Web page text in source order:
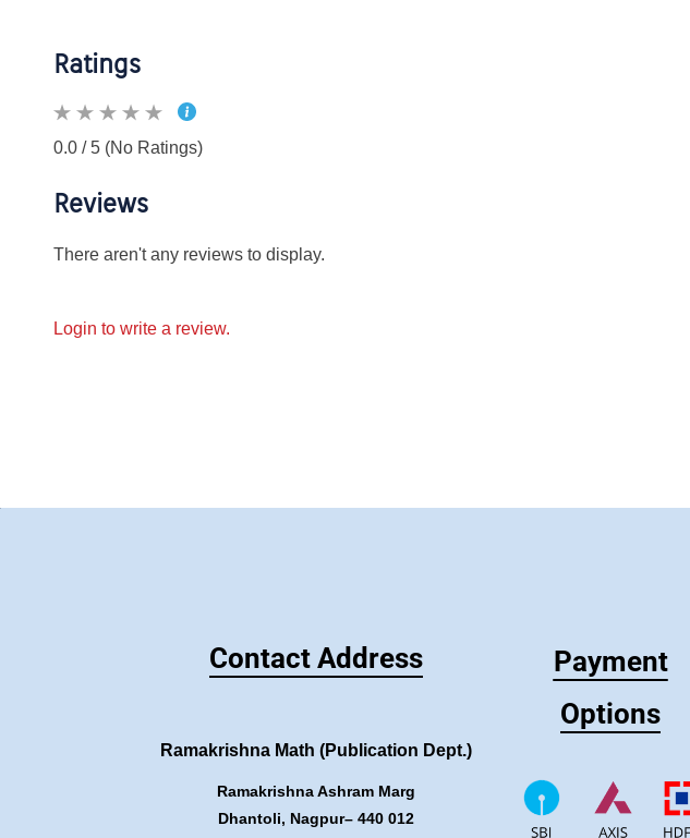
Ratings
0.0 / 5 (No Ratings)
Reviews
There aren't any reviews to display.
Login to write a review.
Contact Address
Ramakrishna Math (Publication Dept.)
Ramakrishna Ashram Marg
Dhantoli, Nagpur– 440 012
Payment
Options